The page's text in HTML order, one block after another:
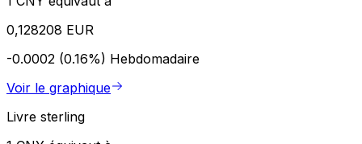
0,128208 EUR
-0.0002 (0.16%) Hebdomadaire
Voir le graphique
Livre sterling